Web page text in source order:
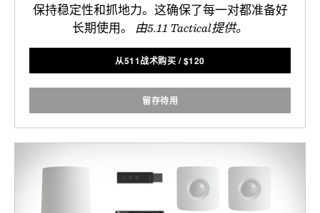
保持稳定性和抓地力。这确保了每一对都准备好
长期使用。 由5.11 Tactical提供。
从511战术购买 /$120
留存待用